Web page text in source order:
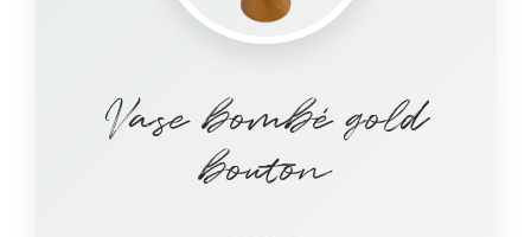
Vase bombé gold
bouton